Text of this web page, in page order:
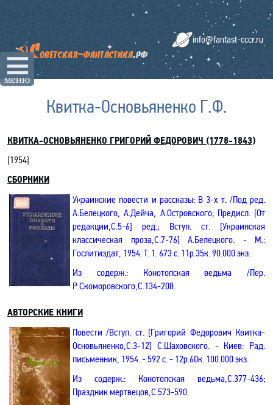
☰
меню
info@fantast-cccr.ru
Квитка-Основьяненко Г.Ф.
КВИТКА-ОСНОВЬЯНЕНКО ГРИГОРИЙ ФЕДОРОВИЧ (1778-1843)
[1954]
СБОРНИКИ
Украинские повести и рассказы: В 3-х т. /Под ред.
А.Белецкого, А.Дейча, А.Островского; Предисл. [От
редакции,С.5-6] ред.; Вступ. ст. [Украинская
классическая проза,С.7-76] А.Белецкого. - М.:
Гослитиздат, 1954. Т. 1. 673 с. 11р.35к. 90.000 экз.
Из содерж.: Конотопская ведьма /Пер.
Р.Скоморовского,С.134-208.
АВТОРСКИЕ КНИГИ
Повести /Вступ. ст. [Григорий Федорович Квитка-
Основьяненко,С.3-12] С.Шаховского. - Киев: Рад.
письменник, 1954. - 592 с. - 12р.60к. 100.000 экз.
Из содерж.:
Конотопская ведьма,С.377-436;
Праздник мертвецов,С.573-590.